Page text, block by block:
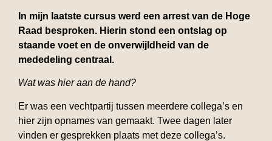
In mijn laatste cursus werd een arrest van de Hoge
Raad besproken. Hierin stond een ontslag op
staande voet en de onverwijldheid van de
mededeling centraal.
Wat was hier aan de hand?
Er was een vechtpartij tussen meerdere collega’s en
hier zijn opnames van gemaakt. Twee dagen later
vinden er gesprekken plaats met deze collega’s.